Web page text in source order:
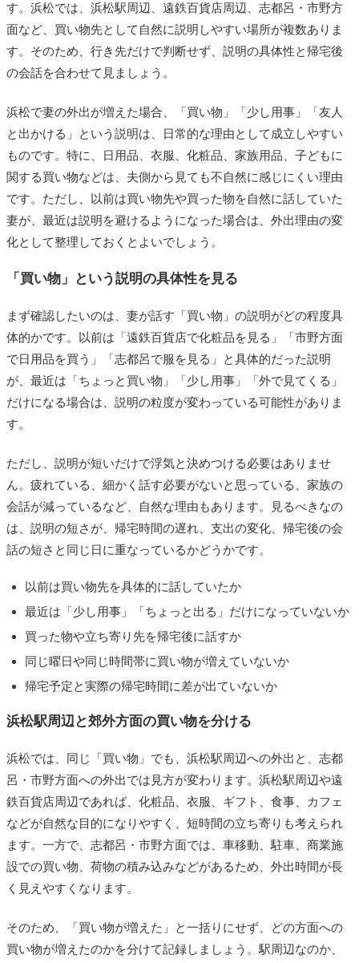
す。浜松では、浜松駅周辺、遠鉄百貨店周辺、志都呂・市野方
面など、買い物先として自然に説明しやすい場所が複数ありま
す。そのため、行き先だけで判断せず、説明の具体性と帰宅後
の会話を合わせて見ましょう。
浜松で妻の外出が増えた場合、「買い物」「少し用事」「友人
と出かける」という説明は、日常的な理由として成立しやすい
ものです。特に、日用品、衣服、化粧品、家族用品、子どもに
関する買い物などは、夫側から見ても不自然に感じにくい理由
です。ただし、以前は買い物先や買った物を自然に話していた
妻が、最近は説明を避けるようになった場合は、外出理由の変
化として整理しておくとよいでしょう。
「買い物」という説明の具体性を見る
まず確認したいのは、妻が話す「買い物」の説明がどの程度具
体的かです。以前は「遠鉄百貨店で化粧品を見る」「市野方面
で日用品を買う」「志都呂で服を見る」と具体的だった説明
が、最近は「ちょっと買い物」「少し用事」「外で見てくる」
だけになる場合は、説明の粒度が変わっている可能性がありま
す。
ただし、説明が短いだけで浮気と決めつける必要はありませ
ん。疲れている、細かく話す必要がないと思っている、家族の
会話が減っているなど、自然な理由もあります。見るべきなの
は、説明の短さが、帰宅時間の遅れ、支出の変化、帰宅後の会
話の短さと同じ日に重なっているかどうかです。
以前は買い物先を具体的に話していたか
最近は「少し用事」「ちょっと出る」だけになっていないか
買った物や立ち寄り先を帰宅後に話すか
同じ曜日や同じ時間帯に買い物が増えていないか
帰宅予定と実際の帰宅時間に差が出ていないか
浜松駅周辺と郊外方面の買い物を分ける
浜松では、同じ「買い物」でも、浜松駅周辺への外出と、志都
呂・市野方面への外出では見方が変わります。浜松駅周辺や遠
鉄百貨店周辺であれば、化粧品、衣服、ギフト、食事、カフェ
などが自然な目的になりやすく、短時間の立ち寄りも考えられ
ます。一方で、志都呂・市野方面では、車移動、駐車、商業施
設での買い物、荷物の積み込みなどがあるため、外出時間が長
く見えやすくなります。
そのため、「買い物が増えた」と一括りにせず、どの方面への
買い物が増えたのかを分けて記録しましょう。駅周辺なのか、